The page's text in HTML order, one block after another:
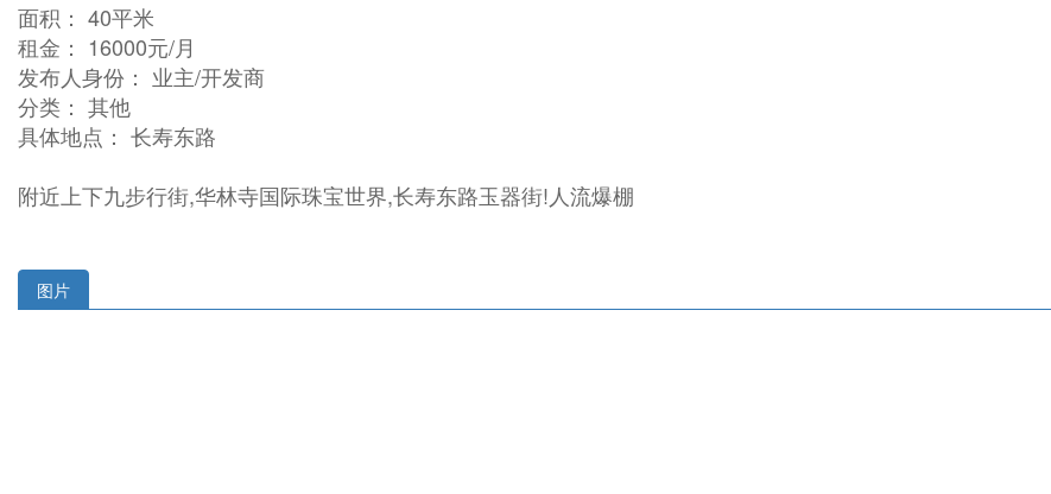
面积： 40平米
租金： 16000元/月
发布人身份： 业主/开发商
分类： 其他
具体地点： 长寿东路
附近上下九步行街,华林寺国际珠宝世界,长寿东路玉器街!人流爆棚
图片